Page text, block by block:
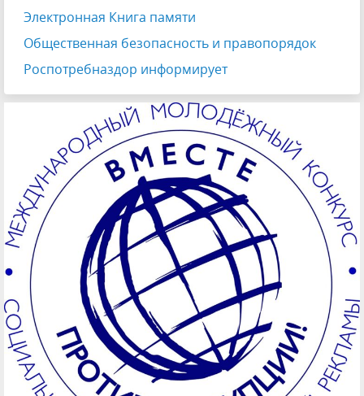
Электронная Книга памяти
Общественная безопасность и правопорядок
Роспотребназдор информирует